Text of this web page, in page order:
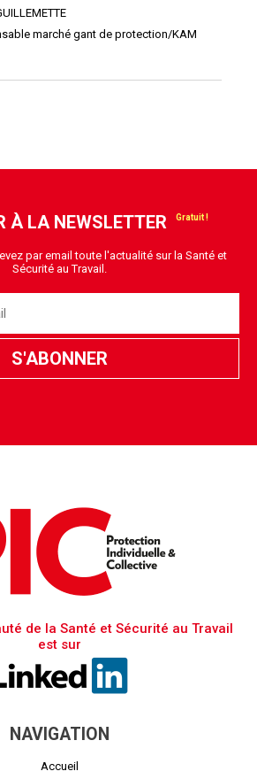
marché gant de protection/KAM
À LA NEWSLETTER
par email toute l'actualité sur la Santé et
Sécurité au Travail.
de la Santé et Sécurité au Travail
est sur
NAVIGATION
Accueil